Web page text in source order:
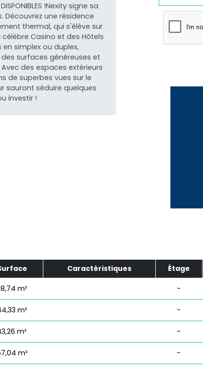
DISPONIBLES !Nexity signe sa
Découvrez une résidence
thermal, qui s'élève sur
Casino et des Hôtels
simplex ou duplex,
surfaces généreuses et
des espaces extérieurs
de superbes vues sur le
sauront séduire quelques
investir !
Caractéristiques Étage
m² -
m² -
m² -
m² -